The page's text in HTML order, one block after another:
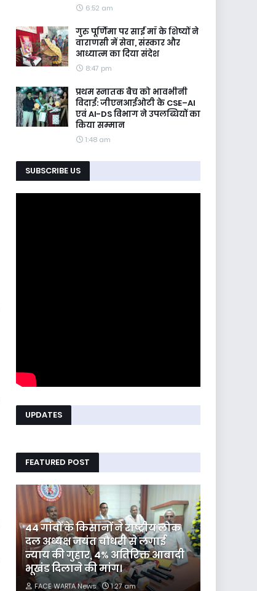
6:52 am
गुरु पूर्णिमा पर साईं माँ के शिष्यों ने
वाराणसी में सेवा, संस्कार और
आध्यात्म का दिया संदेश
8:47 pm
प्रथम स्नातक बैच को भावभीनी
विदाई: जीएनआईओटी के CSE–AI
एवं AI-DS विभाग ने उपलब्धियों का
किया सम्मान
1:48 am
SUBSCRIBE US
UPDATES
FEATURED POST
44 गांवों के किसानों ने राष्ट्रीय लोक
दल अध्यक्ष जयंत चौधरी से लगाई
न्याय की गुहार, 4% अतिरिक्त आबादी
भूखंड दिलाने की मांग।
FACE WARTA News 1:27 am